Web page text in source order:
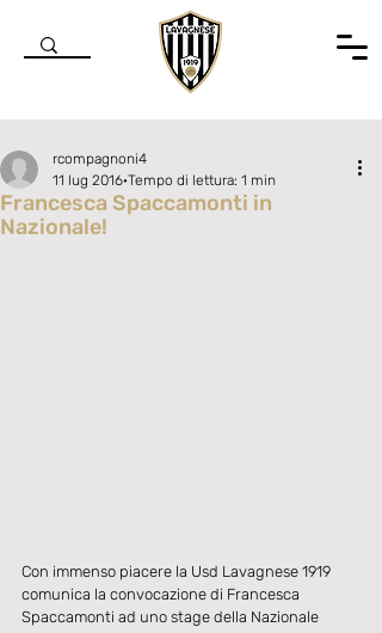
Francesca Spaccamonti in
Nazionale!
rcompagnoni4
11 lug 2016 Tempo di lettura: 1 min
Con immenso piacere la Usd Lavagnese 1919
comunica la convocazione di Francesca
Spaccamonti ad uno stage della Nazionale